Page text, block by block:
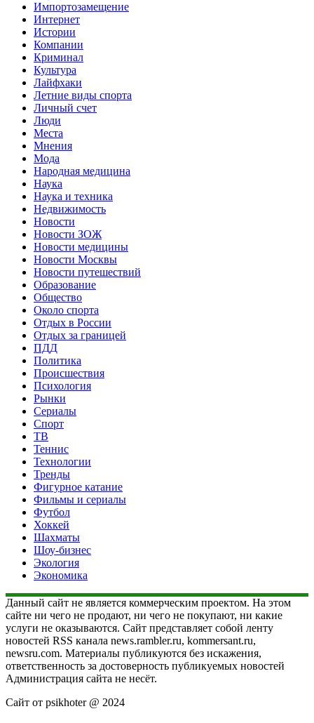
Импортозамещение
Интернет
Истории
Компании
Криминал
Культура
Лайфхаки
Летние виды спорта
Личный счет
Люди
Места
Мнения
Мода
Народная медицина
Наука
Наука и техника
Недвижимость
Новости
Новости ЗОЖ
Новости медицины
Новости Москвы
Новости путешествий
Образование
Общество
Около спорта
Отдых в России
Отдых за границей
ПДД
Политика
Происшествия
Психология
Рынки
Сериалы
Спорт
ТВ
Теннис
Технологии
Тренды
Фигурное катание
Фильмы и сериалы
Футбол
Хоккей
Шахматы
Шоу-бизнес
Экология
Экономика
Данный сайт не является коммерческим проектом. На этом
сайте ни чего не продают, ни чего не покупают, ни какие
услуги не оказываются. Сайт представляет собой ленту
новостей RSS канала news.rambler.ru, kommersant.ru,
newsru.com. Материалы публикуются без искажения,
ответственность за достоверность публикуемых новостей
Администрация сайта не несёт.
Сайт от psikhoter @ 2024